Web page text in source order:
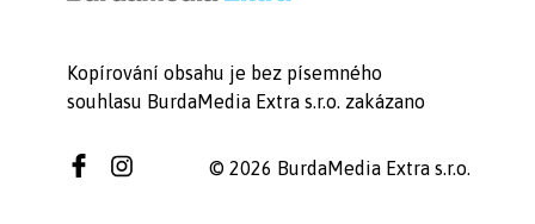
Kopírování obsahu je bez písemného
souhlasu BurdaMedia Extra s.r.o. zakázano
© 2026 BurdaMedia Extra s.r.o.